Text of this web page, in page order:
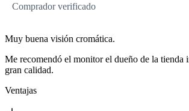
Comprador verificado
Muy buena visión cromática.
Me recomendó el monitor el dueño de la tienda
gran calidad.
Ventajas